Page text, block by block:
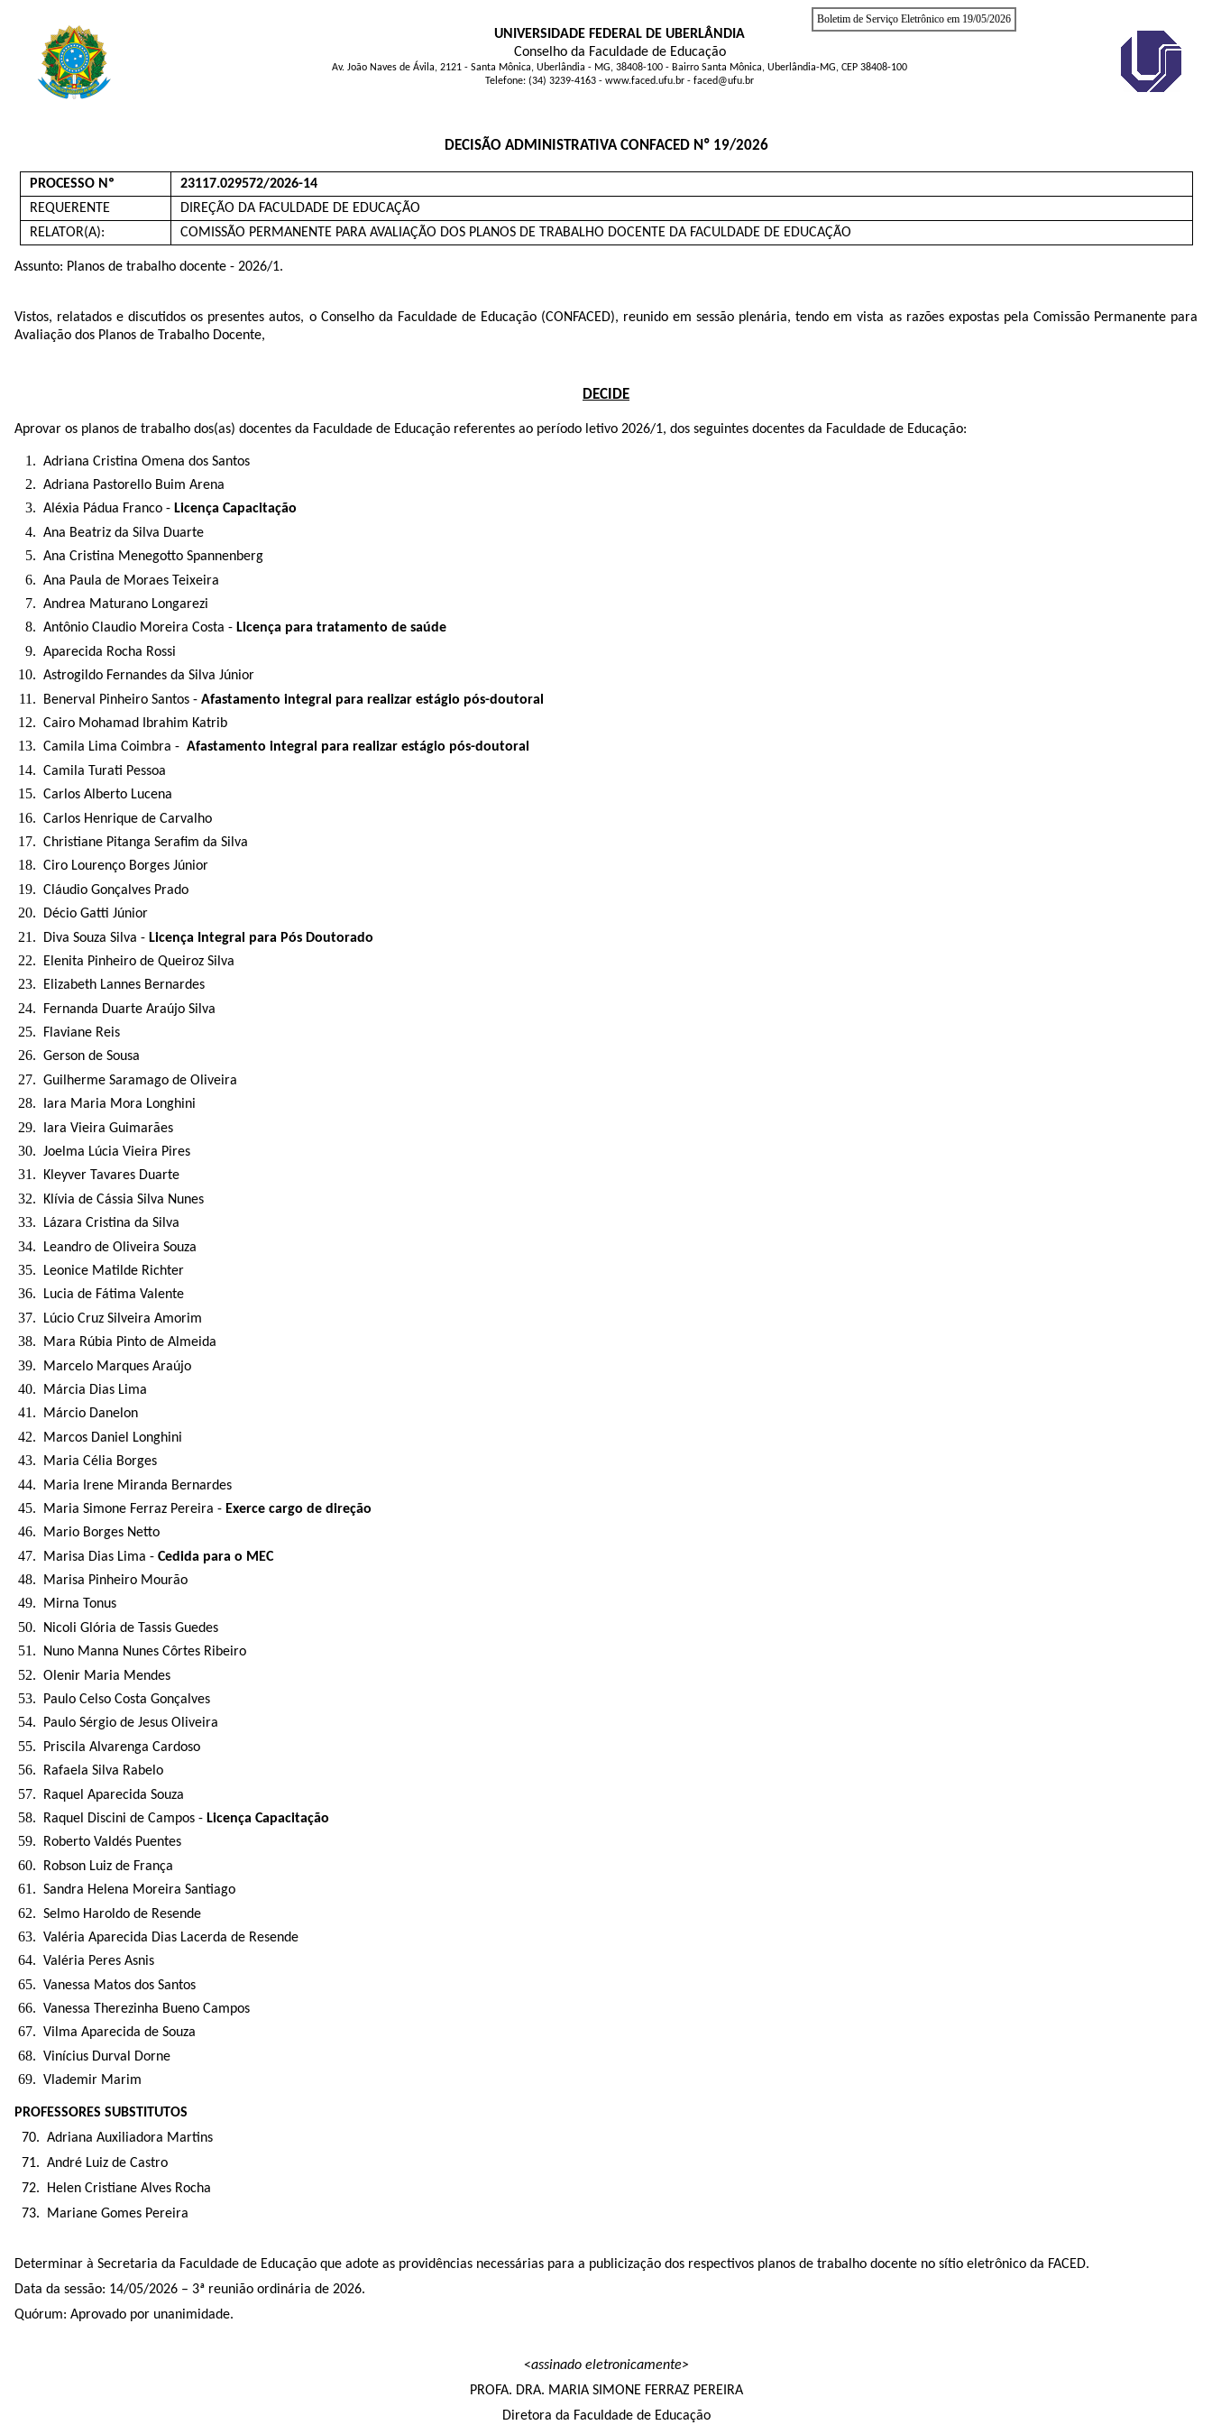
Boletim de Serviço Eletrônico em 19/05/2026
UNIVERSIDADE FEDERAL DE UBERLÂNDIA
Conselho da Faculdade de Educação
Av. João Naves de Ávila, 2121 - Santa Mônica, Uberlândia - MG, 38408-100 - Bairro Santa Mônica, Uberlândia-MG, CEP 38408-100
Telefone: (34) 3239-4163 - www.faced.ufu.br - faced@ufu.br
DECISÃO ADMINISTRATIVA CONFACED Nº 19/2026
PROCESSO Nº
23117.029572/2026-14
REQUERENTE
DIREÇÃO DA FACULDADE DE EDUCAÇÃO
RELATOR(A):
COMISSÃO PERMANENTE PARA AVALIAÇÃO DOS PLANOS DE TRABALHO DOCENTE DA FACULDADE DE EDUCAÇÃO
Assunto: Planos de trabalho docente - 2026/1.
Vistos, relatados e discutidos os presentes autos, o Conselho da Faculdade de Educação (CONFACED), reunido em sessão plenária, tendo em vista as razões expostas pela Comissão Permanente para
Avaliação dos Planos de Trabalho Docente,
DECIDE
Aprovar os planos de trabalho dos(as) docentes da Faculdade de Educação referentes ao período letivo 2026/1, dos seguintes docentes da Faculdade de Educação:
Adriana Cristina Omena dos Santos
Adriana Pastorello Buim Arena
Aléxia Pádua Franco - Licença Capacitação
Ana Beatriz da Silva Duarte
Ana Cristina Menegotto Spannenberg
Ana Paula de Moraes Teixeira
Andrea Maturano Longarezi
Antônio Claudio Moreira Costa - Licença para tratamento de saúde
Aparecida Rocha Rossi
Astrogildo Fernandes da Silva Júnior
Benerval Pinheiro Santos - Afastamento integral para realizar estágio pós-doutoral
Cairo Mohamad Ibrahim Katrib
Camila Lima Coimbra - Afastamento integral para realizar estágio pós-doutoral
Camila Turati Pessoa
Carlos Alberto Lucena
Carlos Henrique de Carvalho
Christiane Pitanga Serafim da Silva
Ciro Lourenço Borges Júnior
Cláudio Gonçalves Prado
Décio Gatti Júnior
Diva Souza Silva - Licença Integral para Pós Doutorado
Elenita Pinheiro de Queiroz Silva
Elizabeth Lannes Bernardes
Fernanda Duarte Araújo Silva
Flaviane Reis
Gerson de Sousa
Guilherme Saramago de Oliveira
Iara Maria Mora Longhini
Iara Vieira Guimarães
Joelma Lúcia Vieira Pires
Kleyver Tavares Duarte
Klívia de Cássia Silva Nunes
Lázara Cristina da Silva
Leandro de Oliveira Souza
Leonice Matilde Richter
Lucia de Fátima Valente
Lúcio Cruz Silveira Amorim
Mara Rúbia Pinto de Almeida
Marcelo Marques Araújo
Márcia Dias Lima
Márcio Danelon
Marcos Daniel Longhini
Maria Célia Borges
Maria Irene Miranda Bernardes
Maria Simone Ferraz Pereira - Exerce cargo de direção
Mario Borges Netto
Marisa Dias Lima - Cedida para o MEC
Marisa Pinheiro Mourão
Mirna Tonus
Nicoli Glória de Tassis Guedes
Nuno Manna Nunes Côrtes Ribeiro
Olenir Maria Mendes
Paulo Celso Costa Gonçalves
Paulo Sérgio de Jesus Oliveira
Priscila Alvarenga Cardoso ​
Rafaela Silva Rabelo
Raquel Aparecida Souza
Raquel Discini de Campos - Licença Capacitação
Roberto Valdés Puentes
Robson Luiz de França
Sandra Helena Moreira Santiago
Selmo Haroldo de Resende
Valéria Aparecida Dias Lacerda de Resende
Valéria Peres Asnis
Vanessa Matos dos Santos
Vanessa Therezinha Bueno Campos
Vilma Aparecida de Souza
Vinícius Durval Dorne
Vlademir Marim
PROFESSORES SUBSTITUTOS
70. Adriana Auxiliadora Martins
71. André Luiz de Castro
72. Helen Cristiane Alves Rocha
73. Mariane Gomes Pereira
Determinar à Secretaria da Faculdade de Educação que adote as providências necessárias para a publicização dos respectivos planos de trabalho docente no sítio eletrônico da FACED.
Data da sessão: 14/05/2026 – 3ª reunião ordinária de 2026.
Quórum: Aprovado por unanimidade.
<assinado eletronicamente>
PROFA. DRA. MARIA SIMONE FERRAZ PEREIRA
Diretora da Faculdade de Educação